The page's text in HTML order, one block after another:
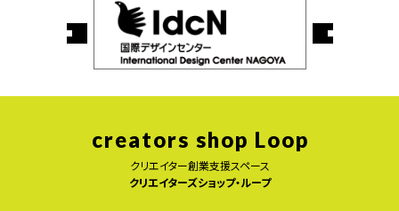
creators shop Loop
クリエイター創業支援スペース
クリエイターズショップ・ループ